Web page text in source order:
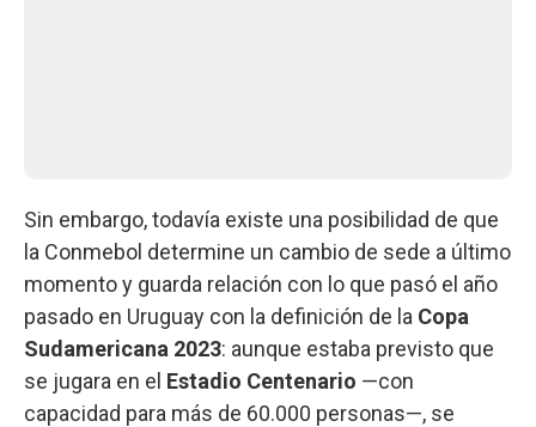
Sin embargo, todavía existe una posibilidad de que
la Conmebol determine un cambio de sede a último
momento y guarda relación con lo que pasó el año
pasado en Uruguay con la definición de la Copa
Sudamericana 2023: aunque estaba previsto que
se jugara en el Estadio Centenario —con
capacidad para más de 60.000 personas—, se